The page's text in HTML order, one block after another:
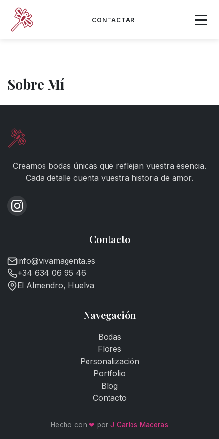
CONTACTAR
Sobre Mí
Creamos bodas únicas que reflejan vuestra esencia.
Cada detalle cuenta vuestra historia de amor.
Contacto
info@vivamagenta.es
+34 634 06 95 46
El Almendro, Huelva
Navegación
Bodas
Flores
Personalización
Portfolio
Blog
Contacto
Hecho con ❤ por J Carlos Maceras